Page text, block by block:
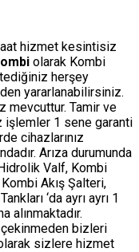
hizmet kesintisiz
olarak Kombi
herşey
yararlanabilirsiniz.
mevcuttur. Tamir ve
işlemler 1 sene garanti
cihazlarınız
Arıza durumunda
Hidrolik Valf, Kombi
Akış Şalteri,
‘da ayrı ayrı 1
alınmaktadır.
çekinmeden bizleri
sizlere hizmet